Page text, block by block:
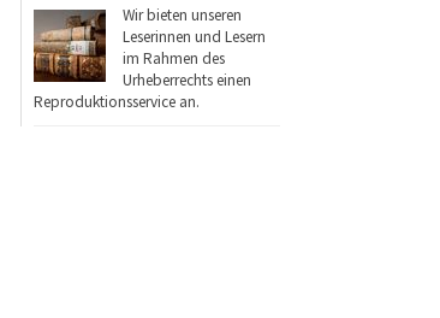
Wir bieten unseren
Leserinnen und Lesern
im Rahmen des
Urheberrechts einen
Reproduktionsservice an.